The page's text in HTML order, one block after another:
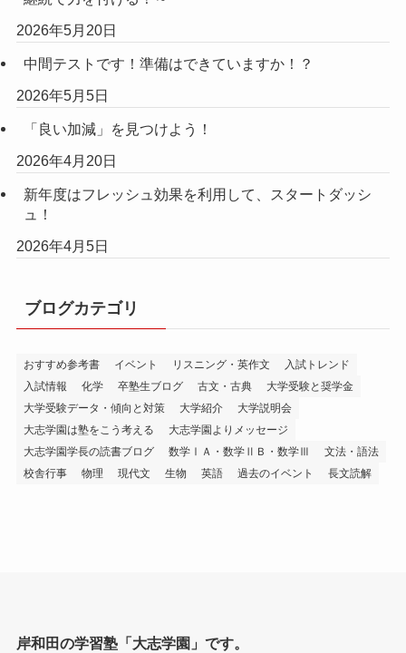
2026年5月20日
中間テストです！準備はできていますか！？
2026年5月5日
「良い加減」を見つけよう！
2026年4月20日
新年度はフレッシュ効果を利用して、スタートダッシ
ュ！
2026年4月5日
ブログカテゴリ
おすすめ参考書 イベント リスニング・英作文
入試トレンド
入試情報
化学 卒塾生ブログ 古文・古典
大学受験と奨学金
大学受験データ・傾向と対策
大学紹介
大学説明会
大志学園は塾をこう考える
大志学園よりメッセージ
大志学園学長の読書ブログ
数学ⅠＡ・数学ⅡＢ・数学Ⅲ
文法・語法
校舎行事
物理 現代文 生物 英語 過去のイベント 長文読解
岸和田の学習塾「大志学園」です。